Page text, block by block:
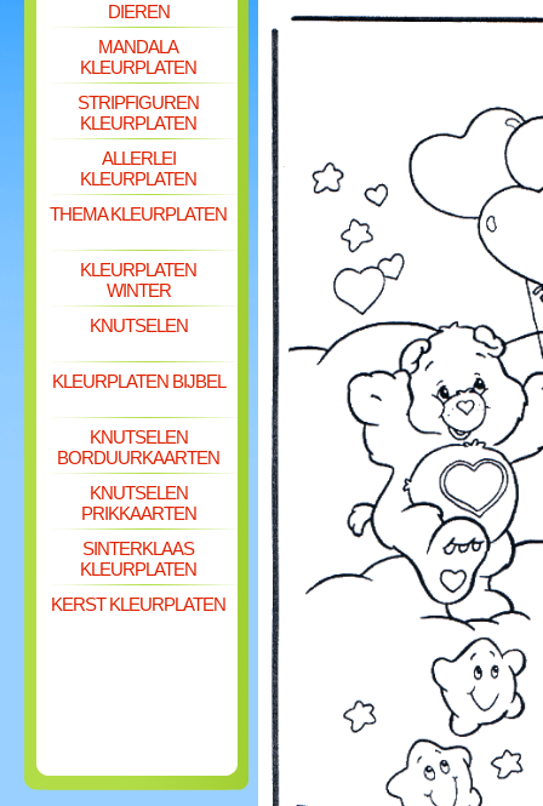
DIEREN
MANDALA
KLEURPLATEN
STRIPFIGUREN
KLEURPLATEN
ALLERLEI
KLEURPLATEN
THEMA KLEURPLATEN
KLEURPLATEN
WINTER
KNUTSELEN
KLEURPLATEN BIJBEL
KNUTSELEN
BORDUURKAARTEN
KNUTSELEN
PRIKKAARTEN
SINTERKLAAS
KLEURPLATEN
KERST KLEURPLATEN